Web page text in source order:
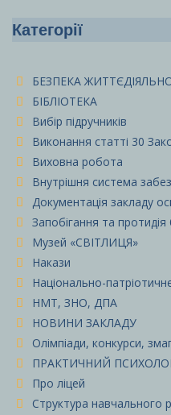
Категорії
БЕЗПЕКА
БІБЛІОТЕКА
Вибір підручників
Виконання статті 30
Виховна робота
Внутрішня система
Документація закладу
Запобігання та протидія
Музей «СВІТЛИЦЯ»
Накази
Національно-
НМТ, ЗНО, ДПА
НОВИНИ ЗАКЛАДУ
Олімпіади, конкурси,
ПРАКТИЧНИЙ
Про ліцей
Структура навчального